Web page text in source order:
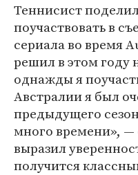
Теннисист
поучаствовать в
сериала во время
решил в этом году
однажды я
Австралии я был
предыдущего
много времени»,
выразил
получится